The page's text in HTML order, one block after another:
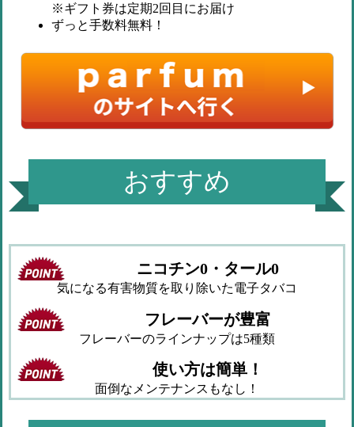
※ギフト券は定期2回目にお届け
ずっと手数料無料 ！
おすすめ
ニコチン0・タール0
気になる有害物質を取り除いた電子タバコ
フレーバーが豊富
フレーバーのラインナップは5種類
使い方は簡単！
面倒なメンテナンスもなし！